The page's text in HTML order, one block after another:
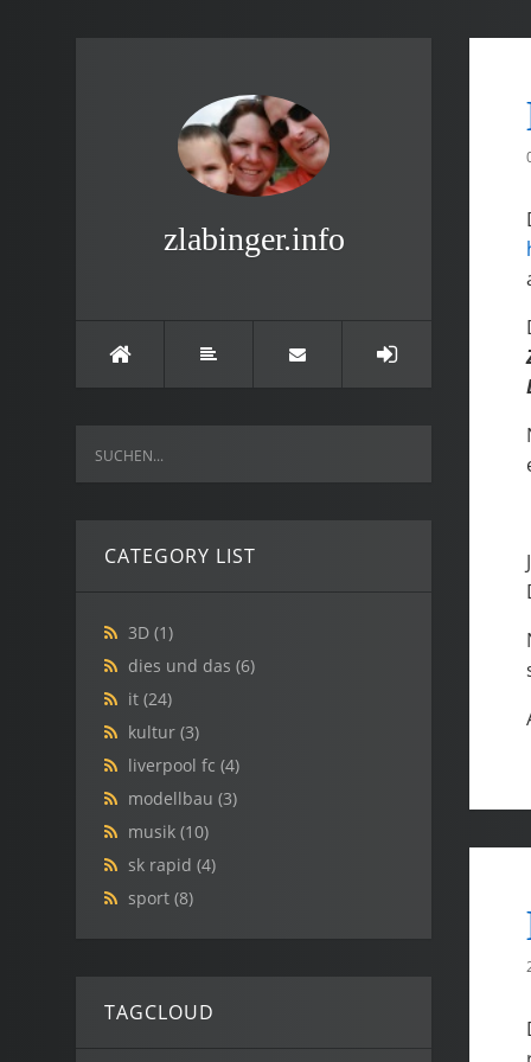
zlabinger.info
CATEGORY LIST
3D (1)
dies und das (6)
it (24)
kultur (3)
liverpool fc (4)
modellbau (3)
musik (10)
sk rapid (4)
sport (8)
TAGCLOUD